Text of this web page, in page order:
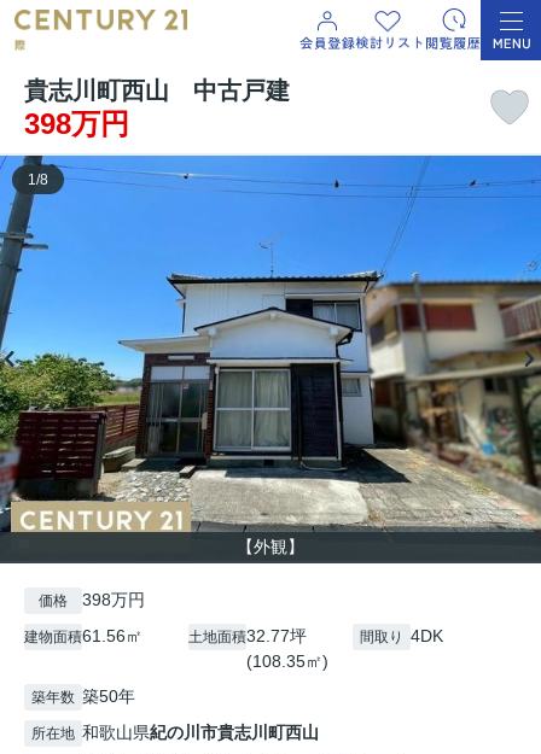
貴志川町西山 中古戸建
398万円
【外観】
1/8
価格 398万円
建物面積61.56㎡ 土地面積32.77坪
(108.35㎡)
間取り 4DK
築年数 築50年
所在地 和歌山県紀の川市貴志川町西山